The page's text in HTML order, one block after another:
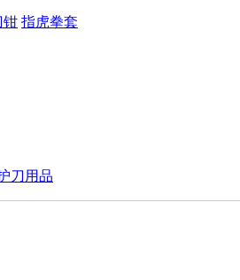
钳 指虎拳套
刀用品